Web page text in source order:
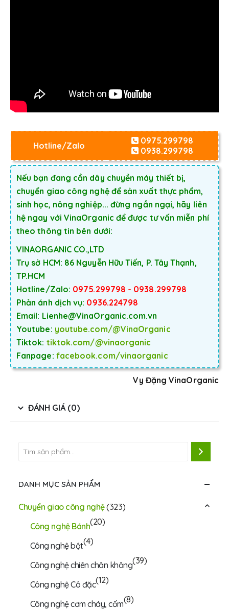
Hotline/Zalo
0975.299798
0938.299798
Nếu bạn đang cần dây chuyền máy thiết bị,
chuyển giao công nghệ để sản xuất thực phẩm,
sinh học, nông nghiệp... đừng ngần ngại, hãy liên
hệ ngay với VinaOrganic để được tư vấn miễn phí
theo thông tin bên dưới:
VINAORGANIC CO.,LTD
Trụ sở HCM: 86 Nguyễn Hữu Tiến, P. Tây Thạnh,
TP.HCM
Hotline/Zalo: 0975.299798 - 0938.299798
Phản ánh dịch vụ: 0936.224798
Email: Lienhe@VinaOrganic.com.vn
Youtube: youtube.com/@VinaOrganic
Tiktok: tiktok.com/@vinaorganic
Fanpage: facebook.com/vinaorganic
Vy Đặng VinaOrganic
ĐÁNH GIÁ (0)
DANH MỤC SẢN PHẨM
Chuyển giao công nghệ(323)
Công nghệ Bánh(20)
Công nghệ bột(4)
Công nghệ chiên chân không(39)
Công nghệ Cô đặc(12)
Công nghệ cơm cháy, cốm(8)